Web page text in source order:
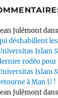
Julémont
déshabillent
Islam
rodéo pour
Islam
à Man U !
Julémont